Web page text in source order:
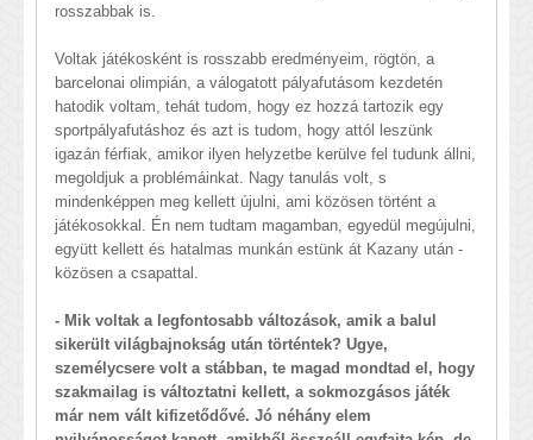
rosszabbak is.
Voltak játékosként is rosszabb eredményeim, rögtön, a
barcelonai olimpián, a válogatott pályafutásom kezdetén
hatodik voltam, tehát tudom, hogy ez hozzá tartozik egy
sportpályafutáshoz és azt is tudom, hogy attól leszünk
igazán férfiak, amikor ilyen helyzetbe kerülve fel tudunk állni,
megoldjuk a problémáinkat. Nagy tanulás volt, s
mindenképpen meg kellett újulni, ami közösen történt a
játékosokkal. Én nem tudtam magamban, egyedül megújulni,
együtt kellett és hatalmas munkán estünk át Kazany után -
közösen a csapattal.
- Mik voltak a legfontosabb változások, amik a balul
sikerült világbajnokság után történtek? Ugye,
személycsere volt a stábban, te magad mondtad el, hogy
szakmailag is változtatni kellett, a sokmozgásos játék
már nem vált kifizetődővé. Jó néhány elem